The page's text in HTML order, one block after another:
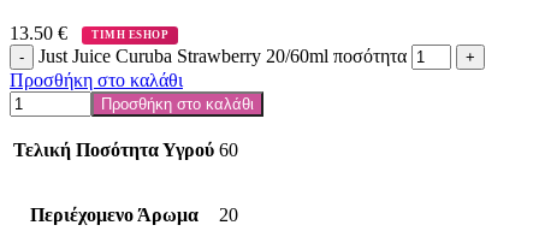
13.50 € ΤΙΜΗ ESHOP
Just Juice Curuba Strawberry 20/60ml ποσότητα
Προσθήκη στο καλάθι
Προσθήκη στο καλάθι
Τελική Ποσότητα Υγρού 60
Περιέχομενο Άρωμα 20